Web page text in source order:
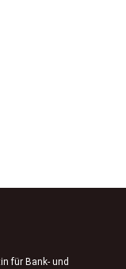
für Bank- und